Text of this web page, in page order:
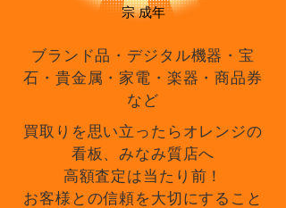
ブランド品・デジタル機器・宝
石・貴金属・家電・楽器・商品券
など
買取りを思い立ったらオレンジの
看板、みなみ質店へ
高額査定は当たり前！
お客様との信頼を大切にすること
宗 成年